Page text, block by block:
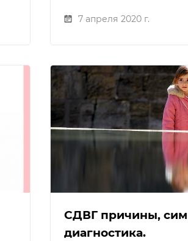
7 апреля 2020 г.
СДВГ причины,
диагностика.